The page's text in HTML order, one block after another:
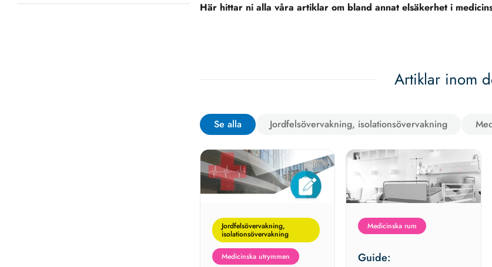
Här hittar ni alla våra artiklar om bland annat elsäkerhet i
Artiklar inom
Se alla Jordfelsövervakning, isolationsövervakning
Jordfelsövervakning,
isolationsövervakning
Medicinska utrymmen
Medicinska rum
Guide: